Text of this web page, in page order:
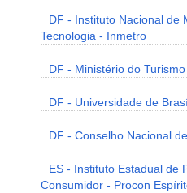
DF - Instituto Nacional de
Tecnologia - Inmetro
DF - Ministério do
DF - Universidade de
DF - Conselho Nacional
ES - Instituto Estadual de
Consumidor - Procon